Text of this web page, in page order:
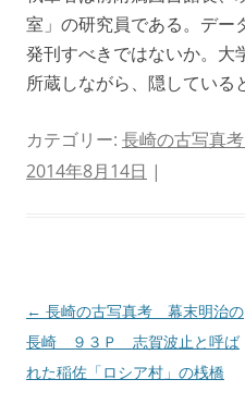
室」の研究員である。デー
発刊すべきではないか。大
所蔵しながら、隠している
カテゴリー: 長崎の古写真考
2014年8月14日 |
投
稿
ナ
← 長崎の古写真考 幕末明治の
長崎 ９３Ｐ 志賀波止と呼ば
れた稲佐「ロシア村」の桟橋